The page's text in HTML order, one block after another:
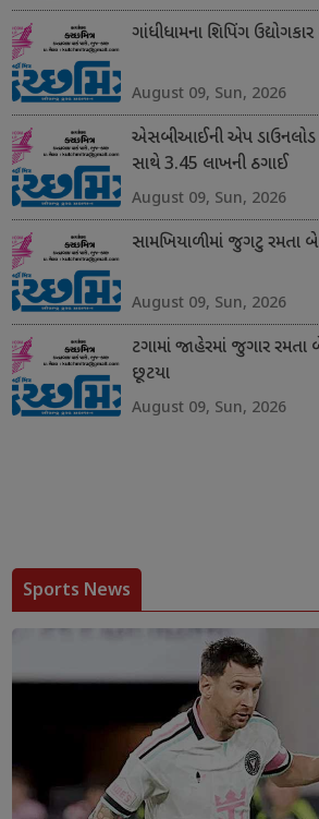
ગાંધીધામના શિપિંગ
August 09, Sun, 2026
એસબીઆઈની એપ ડાઉનલોડ
સાથે 3.45 લાખની ઠગાઈ
August 09, Sun, 2026
સામખિયાળીમાં જુગટુ રમતા
August 09, Sun, 2026
ટગામાં જાહેરમાં જુગાર
છૂટયા
August 09, Sun, 2026
Sports News